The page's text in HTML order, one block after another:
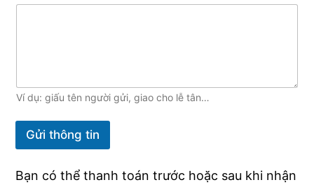
Ví dụ: giấu tên người gửi, giao cho lễ tân…
Gửi thông tin
Bạn có thể thanh toán trước hoặc sau khi nhận